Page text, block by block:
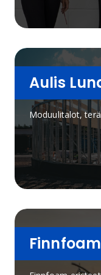
Aulis
Moduulitalot,